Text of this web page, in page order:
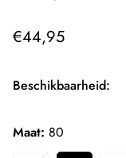
Normale
€44,95
Beschikbaarheid:
Maat: 80